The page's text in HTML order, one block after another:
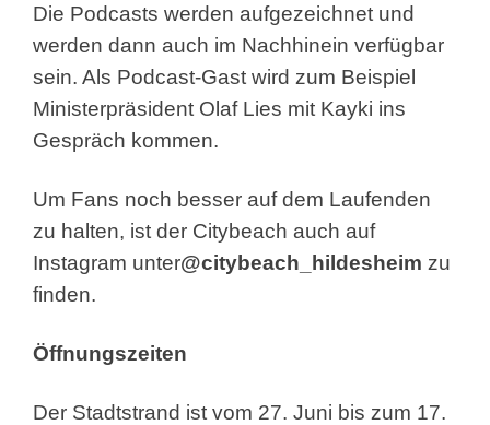
Die Podcasts werden aufgezeichnet und
werden dann auch im Nachhinein verfügbar
sein. Als Podcast-Gast wird zum Beispiel
Ministerpräsident Olaf Lies mit Kayki ins
Gespräch kommen.
Um Fans noch besser auf dem Laufenden
zu halten, ist der Citybeach auch auf
Instagram unter@citybeach_hildesheim zu
finden.
Öffnungszeiten
Der Stadtstrand ist vom 27. Juni bis zum 17.